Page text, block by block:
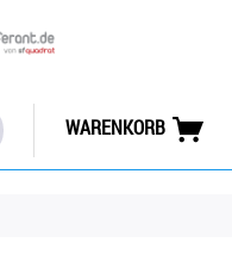
WARENKORB